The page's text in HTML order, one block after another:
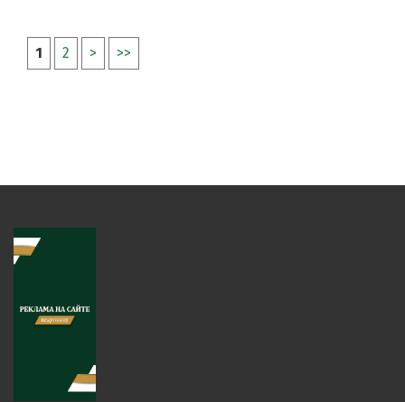
1 2 > >>